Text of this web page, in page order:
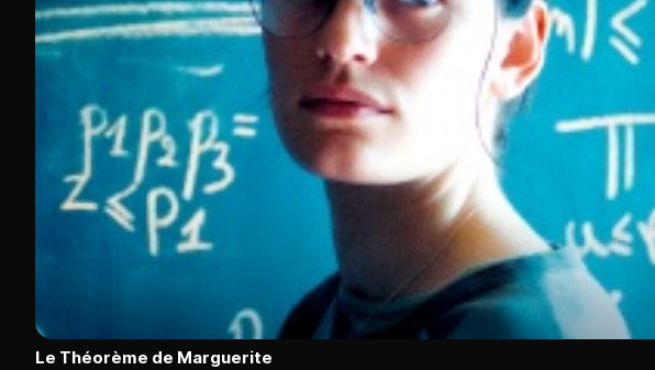
Le Théorème de Marguerite